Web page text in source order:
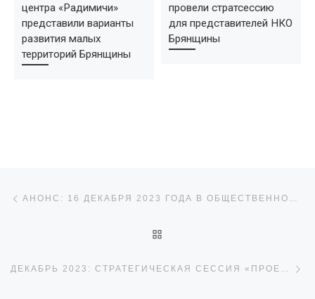
центра «Радимичи»
представили варианты
развития малых
территорий Брянщины
провели стратсессию
для представителей НКО
Брянщины
Навигация по записям
ДЕКАБРЬ 2023: СТРАТЕГИЧЕСКАЯ СЕССИЯ «ПРОЕКТИРУЕМ ОБРАЗ БУДУЩЕГО»